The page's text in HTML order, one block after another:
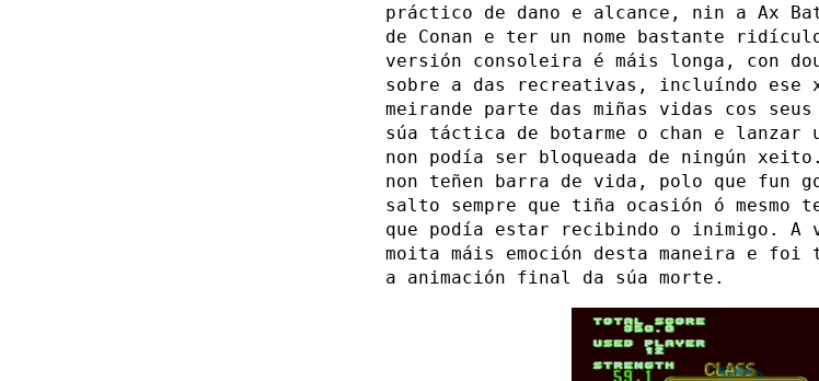
práctico de dano e alcance, nin a Ax
de Conan e ter un nome bastante
versión consoleira é máis longa, con
sobre a das recreativas, incluíndo ese
meirande parte das miñas vidas cos
súa táctica de botarme o chan e lanzar
non podía ser bloqueada de ningún
non teñen barra de vida, polo que fun
salto sempre que tiña ocasión ó mesmo
que podía estar recibindo o inimigo. A
moita máis emoción desta maneira e
a animación final da súa morte.